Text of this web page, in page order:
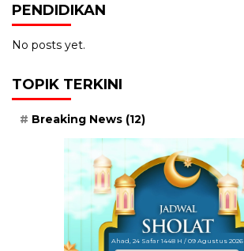
PENDIDIKAN
No posts yet.
TOPIK TERKINI
Breaking News (12)
Ahad, 24 Safar 1448 H / 09 Agustus 2026